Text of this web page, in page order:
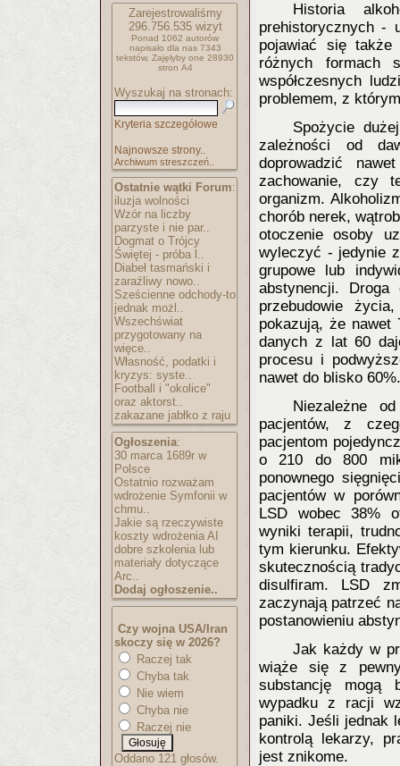
Zarejestrowaliśmy
296.756.535wizyt
Ponad 1062 autorów
napisało dla nas 7343
tekstów. Zajęłyby one 28930
stron A4
Wyszukaj na stronach:
Kryteria szczegółowe
Najnowsze strony..
Archiwum streszczeń..
Ostatnie wątki Forum:
iluzja wolności
Wzór na liczby
parzyste i nie par..
Dogmat o Trójcy
Świętej - próba l..
Diabeł tasmański i
zaraźliwy nowo..
Sześcienne odchody-to
jednak możl..
Wszechświat
przygotowany na
więce..
Własność, podatki i
kryzys: syste..
Football i "okolice"
oraz aktorst..
zakazane jabłko z raju
Ogłoszenia:
30 marca 1689r w
Polsce
Ostatnio rozważam
wdrożenie Symfonii w
chmu..
Jakie są rzeczywiste
koszty wdrożenia AI
dobre szkolenia lub
materiały dotyczące
Arc..
Dodaj ogłoszenie..
Czy wojna USA/Iran
skoczy się w 2026?
Raczej tak
Chyba tak
Nie wiem
Chyba nie
Raczej nie
Oddano 121 głosów.
Historia
prehistorycznych -
pojawiać się także
różnych formach
współczesnych
problemem, z
Spożycie
zależności od
doprowadzić
zachowanie, czy
organizm.
chorób nerek,
otoczenie osoby
wyleczyć - jedynie
grupowe lub
abstynencji.
przebudowie
pokazują, że nawet
danych z lat 60
procesu i
nawet do blisko 60%.
Niezależne
pacjentów, z
pacjentom
o 210 do 800
ponownego
pacjentów w
LSD wobec 38%
wyniki terapii,
tym kierunku.
skutecznością
disulfiram. LSD
zaczynają patrzeć
postanowieniu
Jak każdy w
wiąże się z
substancję mogą
wypadku z racji
paniki. Jeśli jednak
kontrolą lekarzy,
jest znikome.